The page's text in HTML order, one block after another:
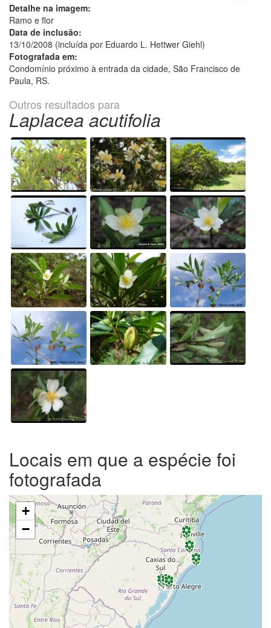
Detalhe na imagem:
Ramo e flor
Data de inclusão:
13/10/2008 (incluída por Eduardo L. Hettwer Giehl)
Fotografada em:
Condomínio próximo à entrada da cidade, São Francisco de
Paula, RS.
Outros resultados para
Laplacea acutifolia
Locais em que a espécie foi
fotografada
+
−